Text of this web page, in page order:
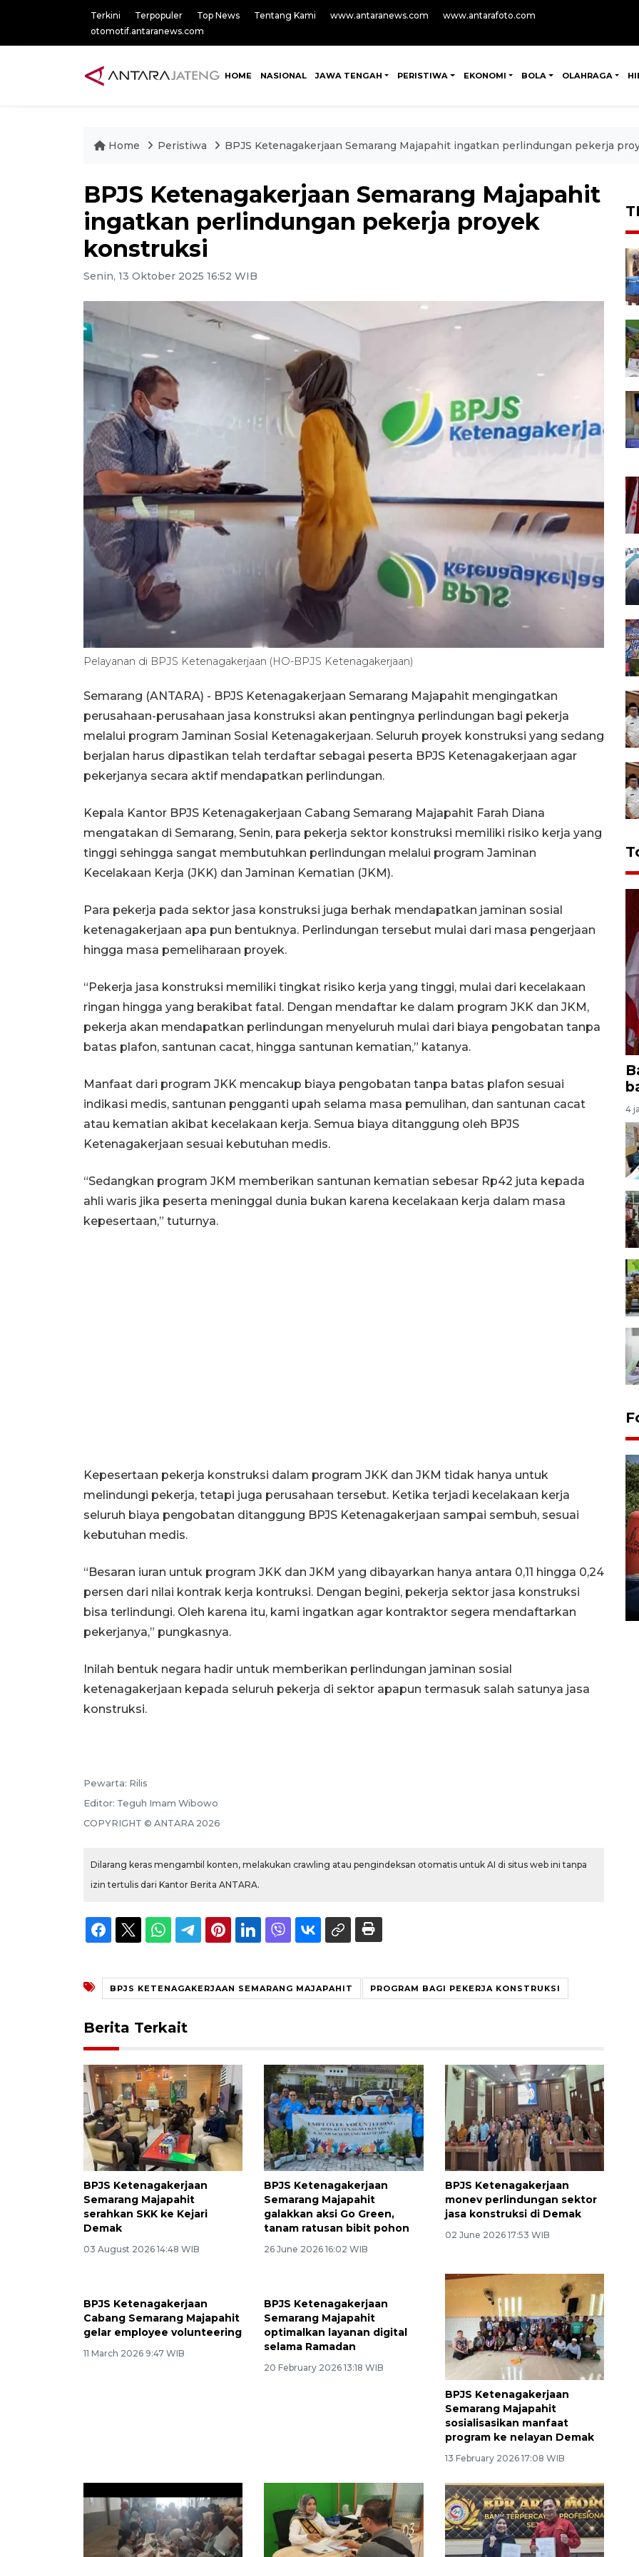
Terkini Terpopuler Top News Tentang Kami www.antaranews.com
www.antarafoto.com
otomotif.antaranews.com
HOME NASIONAL JAWA TENGAH PERISTIWA EKONOMI BOLA OLAHRAGA
Home Peristiwa BPJS Ketenagakerjaan Semarang Majapahit ingatkan perlindungan pekerja
BPJS Ketenagakerjaan Semarang Majapahit
ingatkan perlindungan pekerja proyek
konstruksi
Senin, 13 Oktober 2025 16:52 WIB
Pelayanan di BPJS Ketenagakerjaan (HO-BPJS Ketenagakerjaan)
Semarang (ANTARA) - BPJS Ketenagakerjaan Semarang Majapahit mengingatkan
perusahaan-perusahaan jasa konstruksi akan pentingnya perlindungan bagi pekerja
melalui program Jaminan Sosial Ketenagakerjaan. Seluruh proyek konstruksi yang sedang
berjalan harus dipastikan telah terdaftar sebagai peserta BPJS Ketenagakerjaan agar
pekerjanya secara aktif mendapatkan perlindungan.
Kepala Kantor BPJS Ketenagakerjaan Cabang Semarang Majapahit Farah Diana
mengatakan di Semarang, Senin, para pekerja sektor konstruksi memiliki risiko kerja yang
tinggi sehingga sangat membutuhkan perlindungan melalui program Jaminan
Kecelakaan Kerja (JKK) dan Jaminan Kematian (JKM).
Para pekerja pada sektor jasa konstruksi juga berhak mendapatkan jaminan sosial
ketenagakerjaan apa pun bentuknya. Perlindungan tersebut mulai dari masa pengerjaan
hingga masa pemeliharaan proyek.
“Pekerja jasa konstruksi memiliki tingkat risiko kerja yang tinggi, mulai dari kecelakaan
ringan hingga yang berakibat fatal. Dengan mendaftar ke dalam program JKK dan JKM,
pekerja akan mendapatkan perlindungan menyeluruh mulai dari biaya pengobatan tanpa
batas plafon, santunan cacat, hingga santunan kematian,” katanya.
Manfaat dari program JKK mencakup biaya pengobatan tanpa batas plafon sesuai
indikasi medis, santunan pengganti upah selama masa pemulihan, dan santunan cacat
atau kematian akibat kecelakaan kerja. Semua biaya ditanggung oleh BPJS
Ketenagakerjaan sesuai kebutuhan medis.
“Sedangkan program JKM memberikan santunan kematian sebesar Rp42 juta kepada
ahli waris jika peserta meninggal dunia bukan karena kecelakaan kerja dalam masa
kepesertaan,” tuturnya.
Kepesertaan pekerja konstruksi dalam program JKK dan JKM tidak hanya untuk
melindungi pekerja, tetapi juga perusahaan tersebut. Ketika terjadi kecelakaan kerja
seluruh biaya pengobatan ditanggung BPJS Ketenagakerjaan sampai sembuh, sesuai
kebutuhan medis.
“Besaran iuran untuk program JKK dan JKM yang dibayarkan hanya antara 0,11 hingga 0,24
persen dari nilai kontrak kerja kontruksi. Dengan begini, pekerja sektor jasa konstruksi
bisa terlindungi. Oleh karena itu, kami ingatkan agar kontraktor segera mendaftarkan
pekerjanya,” pungkasnya.
Inilah bentuk negara hadir untuk memberikan perlindungan jaminan sosial
ketenagakerjaan kepada seluruh pekerja di sektor apapun termasuk salah satunya jasa
konstruksi.
Pewarta: Rilis
Editor: Teguh Imam Wibowo
COPYRIGHT © ANTARA 2026
Dilarang keras mengambil konten, melakukan crawling atau pengindeksan otomatis untuk AI di situs web ini tanpa
izin tertulis dari Kantor Berita ANTARA.
BPJS KETENAGAKERJAAN SEMARANG MAJAPAHIT PROGRAM BAGI PEKERJA KONSTRUKSI
Berita Terkait
BPJS Ketenagakerjaan
Semarang Majapahit
serahkan SKK ke Kejari
Demak
03 August 2026 14:48 WIB
BPJS Ketenagakerjaan
Semarang Majapahit
galakkan aksi Go Green,
tanam ratusan bibit pohon
26 June 2026 16:02 WIB
BPJS Ketenagakerjaan
monev perlindungan sektor
jasa konstruksi di Demak
02 June 2026 17:53 WIB
BPJS Ketenagakerjaan
Cabang Semarang Majapahit
gelar employee volunteering
11 March 2026 9:47 WIB
BPJS Ketenagakerjaan
Semarang Majapahit
optimalkan layanan digital
selama Ramadan
20 February 2026 13:18 WIB
BPJS Ketenagakerjaan
Semarang Majapahit
sosialisasikan manfaat
program ke nelayan Demak
13 February 2026 17:08 WIB
4
Waduk Delingan Karanganyar
menyusut